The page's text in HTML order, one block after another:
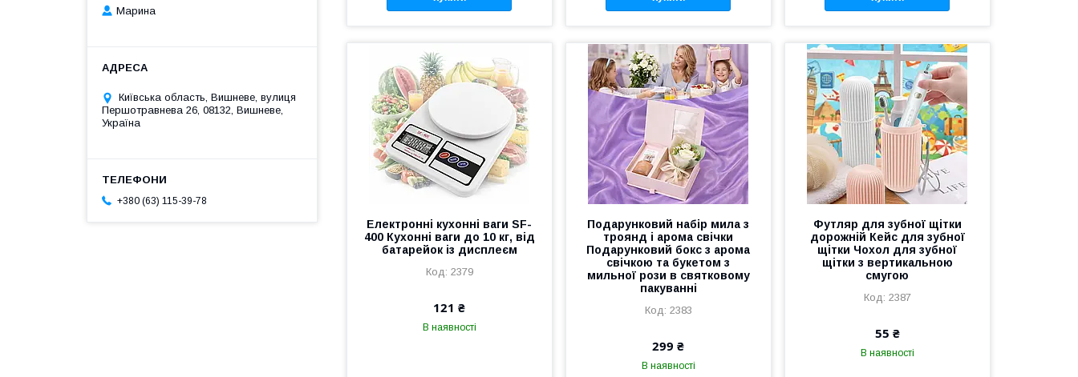
Електронні кухонні ваги SF-
400 Кухонні ваги до 10 кг, від
батарейок із дисплеєм
2379
121 ₴
В наявності
Подарунковий набір мила з
троянд і арома свічки
Подарунковий бокс з арома
свічкою та букетом з
мильної рози в святковому
пакуванні
2383
299 ₴
В наявності
Футляр для зубної щітки
дорожній Кейс для зубної
щітки Чохол для зубної
щітки з вертикальною
смугою
2387
55 ₴
В наявності
Марина
Київська область, Вишневе, вулиця
Першотравнева 26, 08132, Вишневе,
Україна
+380 (63) 115-39-78